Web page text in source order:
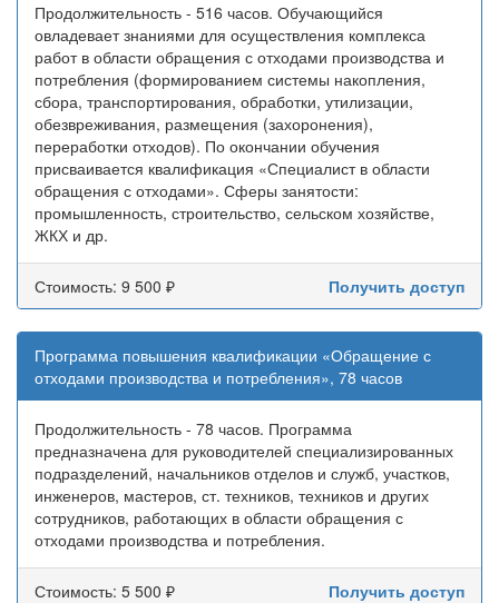
Продолжительность - 516 часов. Обучающийся
овладевает знаниями для осуществления комплекса
работ в области обращения с отходами производства и
потребления (формированием системы накопления,
сбора, транспортирования, обработки, утилизации,
обезвреживания, размещения (захоронения),
переработки отходов). По окончании обучения
присваивается квалификация «Специалист в области
обращения с отходами». Сферы занятости:
промышленность, строительство, сельском хозяйстве,
ЖКХ и др.
Стоимость: 9 500 ₽ Получить доступ
Программа повышения квалификации «Обращение с
отходами производства и потребления», 78 часов
Продолжительность - 78 часов. Программа
предназначена для руководителей специализированных
подразделений, начальников отделов и служб, участков,
инженеров, мастеров, ст. техников, техников и других
сотрудников, работающих в области обращения с
отходами производства и потребления.
Стоимость: 5 500 ₽ Получить доступ